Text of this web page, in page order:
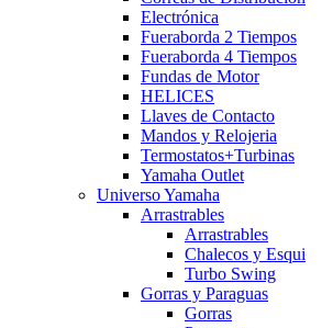
Electrónica
Fueraborda 2 Tiempos
Fueraborda 4 Tiempos
Fundas de Motor
HELICES
Llaves de Contacto
Mandos y Relojeria
Termostatos+Turbinas
Yamaha Outlet
Universo Yamaha
Arrastrables
Arrastrables
Chalecos y Esqui
Turbo Swing
Gorras y Paraguas
Gorras